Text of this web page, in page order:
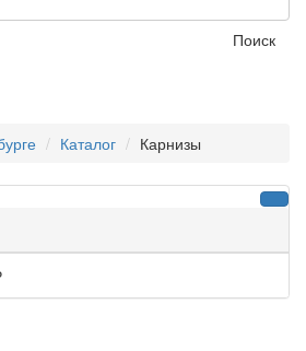
Поиск
Каталог Карнизы